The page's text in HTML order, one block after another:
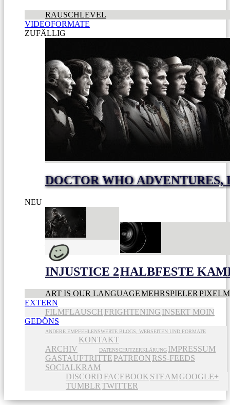
RAUSCHLEVEL
VIDEOFORMATE
ZUFÄLLIG
DOCTOR WHO
NEU
INJUSTICE 2HALBFESTE
ART IS OUR LANGUAGEMEHRSPIELER
EXTERN
FILMFLAUSCH FRIGHTENING INSERT MOIN
GEDÖNS
ANDERE EMPFEHLENSWERTE BLOGS, WEBSEITEN UND FORMATE
ARCHIV
KONTAKT
DATENSCHUTZERKLÄRUNG IMPRESSUM
GASTAUFTRITTE PATREON RSS-FEEDS
SOCIALKRAM
DISCORD FACEBOOK STEAMGOOGLE+
TUMBLR TWITTER